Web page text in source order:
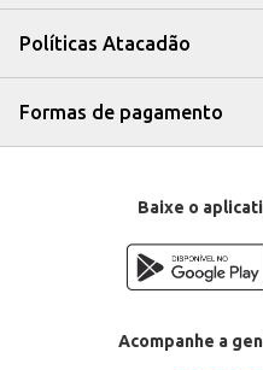
A Carne Bovina Chupa Molho
qualidade, garantindo satisfação
seus clientes. Sua praticidade na compra por quilo permite um melhor
Departamento: Carnes, aves e peixes
Categoria: Carne bovina
EAN: 90405
Políticas Atacadão
Formas de pagamento
Baixe o
Acompanhe a